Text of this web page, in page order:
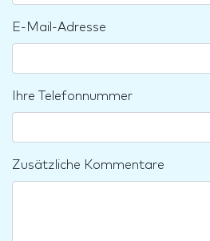
E-Mail-Adresse
Ihre Telefonnummer
Zusätzliche Kommentare